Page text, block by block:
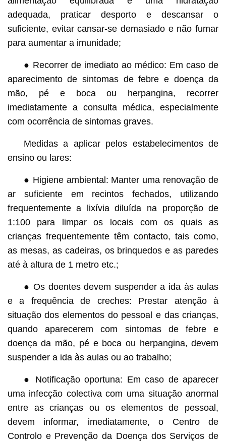
adequada, praticar desporto e descansar o
suficiente, evitar cansar-se demasiado e não fumar
para aumentar a imunidade;
● Recorrer de imediato ao médico: Em caso de
aparecimento de sintomas de febre e doença da
mão, pé e boca ou herpangina, recorrer
imediatamente a consulta médica, especialmente
com ocorrência de sintomas graves.
Medidas a aplicar pelos estabelecimentos de
ensino ou lares:
● Higiene ambiental: Manter uma renovação de
ar suficiente em recintos fechados, utilizando
frequentemente a lixívia diluída na proporção de
1:100 para limpar os locais com os quais as
crianças frequentemente têm contacto, tais como,
as mesas, as cadeiras, os brinquedos e as paredes
até à altura de 1 metro etc.;
● Os doentes devem suspender a ida às aulas
e a frequência de creches: Prestar atenção à
situação dos elementos do pessoal e das crianças,
quando aparecerem com sintomas de febre e
doença da mão, pé e boca ou herpangina, devem
suspender a ida às aulas ou ao trabalho;
● Notificação oportuna: Em caso de aparecer
uma infecção colectiva com uma situação anormal
entre as crianças ou os elementos de pessoal,
devem informar, imediatamente, o Centro de
Controlo e Prevenção da Doença dos Serviços de